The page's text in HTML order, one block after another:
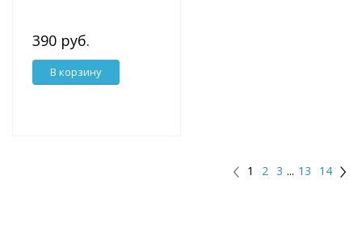
390 руб.
В корзину
1 2 3 ... 13 14